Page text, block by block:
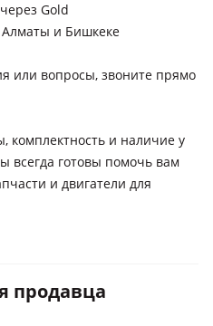
Gold
Алматы и Бишкеке
или вопросы, звоните прямо
комплектность и наличие у
всегда готовы помочь вам
и двигатели для
продавца